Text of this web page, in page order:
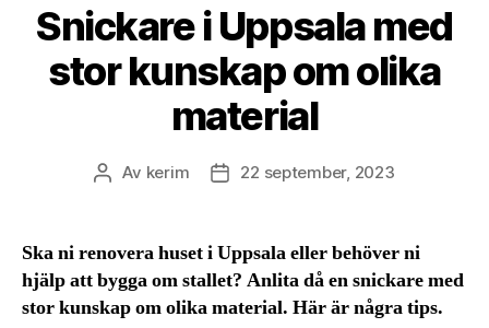
Snickare i Uppsala med
stor kunskap om olika
material
Inläggsförfattare
Av kerim Inläggsdatum
22 september, 2023
Ska ni renovera huset i Uppsala eller behöver ni
hjälp att bygga om stallet? Anlita då en snickare med
stor kunskap om olika material. Här är några tips.